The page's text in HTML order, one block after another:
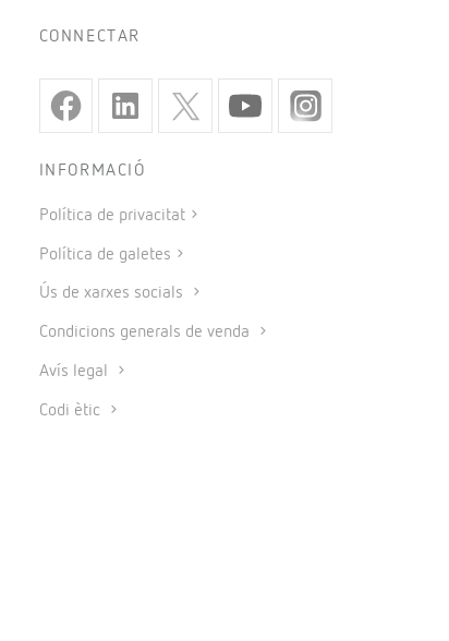
CONNECTAR
INFORMACIÓ
Política de privacitat
Política de galetes
Ús de xarxes socials
Condicions generals de venda
Avís legal
Codi ètic